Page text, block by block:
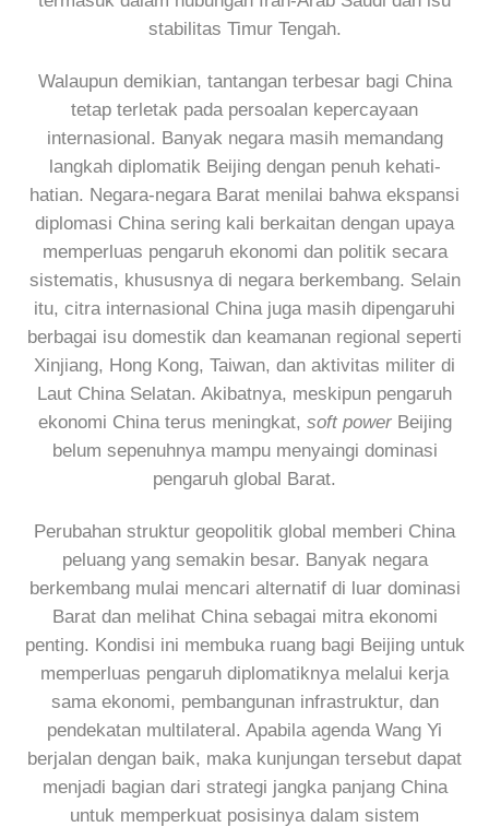
stabilitas Timur Tengah.
Walaupun demikian, tantangan terbesar bagi China
tetap terletak pada persoalan kepercayaan
internasional. Banyak negara masih memandang
langkah diplomatik Beijing dengan penuh kehati-
hatian. Negara-negara Barat menilai bahwa ekspansi
diplomasi China sering kali berkaitan dengan upaya
memperluas pengaruh ekonomi dan politik secara
sistematis, khususnya di negara berkembang. Selain
itu, citra internasional China juga masih dipengaruhi
berbagai isu domestik dan keamanan regional seperti
Xinjiang, Hong Kong, Taiwan, dan aktivitas militer di
Laut China Selatan. Akibatnya, meskipun pengaruh
ekonomi China terus meningkat, soft powerBeijing
belum sepenuhnya mampu menyaingi dominasi
pengaruh global Barat.
Perubahan struktur geopolitik global memberi China
peluang yang semakin besar. Banyak negara
berkembang mulai mencari alternatif di luar dominasi
Barat dan melihat China sebagai mitra ekonomi
penting. Kondisi ini membuka ruang bagi Beijing untuk
memperluas pengaruh diplomatiknya melalui kerja
sama ekonomi, pembangunan infrastruktur, dan
pendekatan multilateral. Apabila agenda Wang Yi
berjalan dengan baik, maka kunjungan tersebut dapat
menjadi bagian dari strategi jangka panjang China
untuk memperkuat posisinya dalam sistem